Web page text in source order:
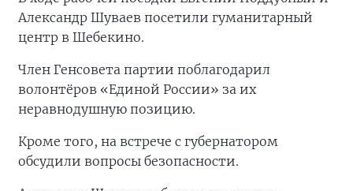
Александр Шуваев посетили гуманитарный
центр в Шебекино.
Член Генсовета партии поблагодарил
волонтёров «Единой России» за их
неравнодушную позицию.
Кроме того, на встрече с губернатором
обсудили вопросы безопасности.